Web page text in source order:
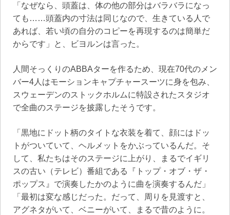
「なぜなら、頭蓋は、体の他の部分はバラバラになっ
ても……頭蓋内の寸法は同じなので、生きている人で
あれば、若い頃の自分のコピーを再現するのは簡単だ
からです」と、ビヨルンは言った。
人間そっくりのABBAターを作るため、現在70代のメン
バー4人はモーションキャプチャースーツに身を包み、
スウェーデンのストックホルムに特設されたスタジオ
で全曲のステージを披露したそうです。
「黒地にドット柄のタイトな衣装を着て、顔にはドッ
トがついていて、ヘルメットをかぶっているんだ。そ
して、私たちはそのステージに上がり、まるでイギリ
スの古い（テレビ）番組である『トップ・オブ・ザ・
ポップス』で演奏したかのように曲を演奏するんだ」
「最初は変な感じだった。だって、周りを見渡すと、
アグネタがいて、ベニーがいて、まるで昔のように。